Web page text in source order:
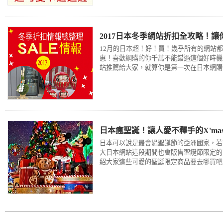
2017日本冬季網站折扣全攻略！讓
12月的日本超！好！買！幾乎所有的網站
惠！喜歡網購的你千萬不能錯過這個好時
站推薦給大家，就算你是第一次在日本網
日本瘋聖誕！讓人愛不釋手的
日本可以說是最會過聖誕節的亞洲國家，
大日本網站這段期間也會販售聖誕節限定
紹大家這些可愛的聖誕限定商品要去哪買